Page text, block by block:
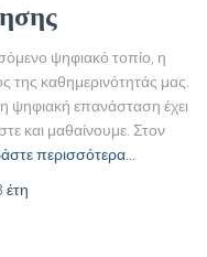
ψηφιακό τοπίο, η
της καθημερινότητάς μας.
ψηφιακή επανάσταση έχει
και μαθαίνουμε. Στον
περισσότερα…
έτη